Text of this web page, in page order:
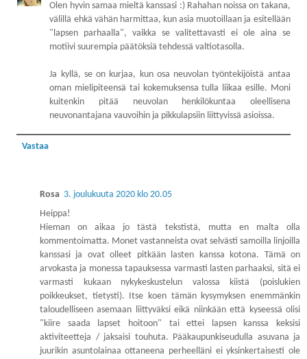
Olen hyvin samaa mieltä kanssasi :) Rahahan noissa on takana,
välillä ehkä vähän harmittaa, kun asia muotoillaan ja esitellään
"lapsen parhaalla", vaikka se valitettavasti ei ole aina se
motiivi suurempia päätöksiä tehdessä valtiotasolla.
Ja kyllä, se on kurjaa, kun osa neuvolan työntekijöistä antaa
oman mielipiteensä tai kokemuksensa tulla liikaa esille. Moni
kuitenkin pitää neuvolan henkilökuntaa oleellisena
neuvonantajana vauvoihin ja pikkulapsiin liittyvissä asioissa.
Vastaa
Rosa 3. joulukuuta 2020 klo 20.05
Heippa!
Hieman on aikaa jo tästä tekstistä, mutta en malta olla
kommentoimatta. Monet vastanneista ovat selvästi samoilla linjoilla
kanssasi ja ovat olleet pitkään lasten kanssa kotona. Tämä on
arvokasta ja monessa tapauksessa varmasti lasten parhaaksi, sitä ei
varmasti kukaan nykykeskustelun valossa kiistä (poislukien
poikkeukset, tietysti). Itse koen tämän kysymyksen enemmänkin
taloudelliseen asemaan liittyväksi eikä niinkään että kyseessä olisi
"kiire saada lapset hoitoon" tai ettei lapsen kanssa keksisi
aktiviteetteja / jaksaisi touhuta. Pääkaupunkiseudulla asuvana ja
juurikin asuntolainaa ottaneena perheelläni ei yksinkertaisesti ole